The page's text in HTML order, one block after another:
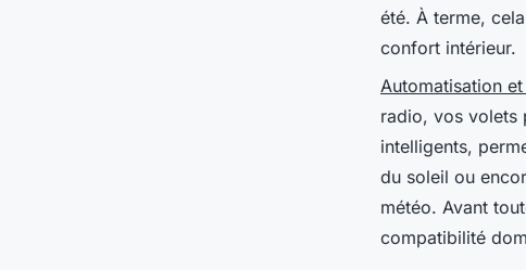
été. À terme,
confort intérieur.
Automatisation
radio, vos volets
intelligents,
du soleil ou
météo. Avant
compatibilité